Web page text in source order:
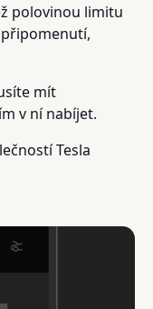
polovinou limitu
mít
v ní nabíjet.
Tesla